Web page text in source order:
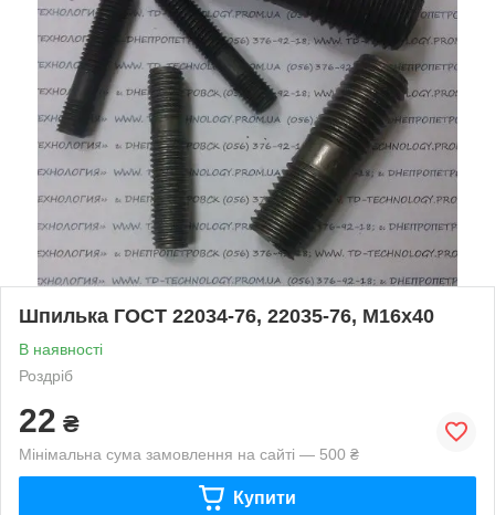
Шпилька ГОСТ 22034-76, 22035-76, М16х40
В наявності
Роздріб
22 ₴
Мінімальна сума замовлення на сайті — 500 ₴
Купити